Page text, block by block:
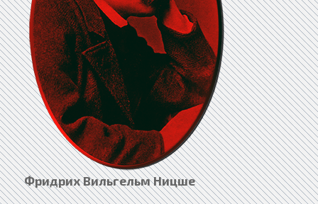
Фридрих Вильгельм Ницше